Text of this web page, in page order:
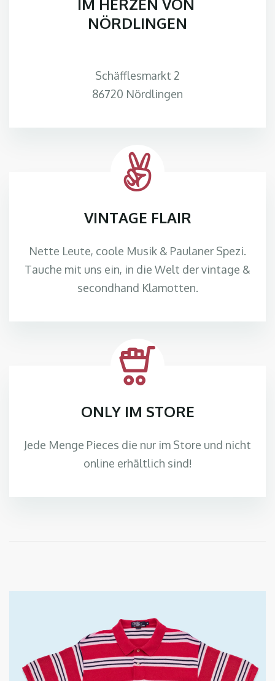
IM HERZEN VON
NÖRDLINGEN
Schäfflesmarkt 2
86720 Nördlingen
VINTAGE FLAIR
Nette Leute, coole Musik & Paulaner Spezi.
Tauche mit uns ein, in die Welt der vintage &
secondhand Klamotten.
ONLY IM STORE
Jede Menge Pieces die nur im Store und nicht
online erhältlich sind!